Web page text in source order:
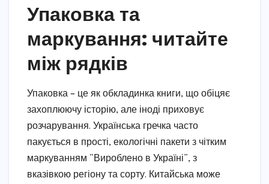
Упаковка та
маркування: читайте
між рядків
Упаковка – це як обкладинка книги, що обіцяє
захоплюючу історію, але іноді приховує
розчарування. Українська гречка часто
пакується в прості, екологічні пакети з чітким
маркуванням “Вироблено в Україні”, з
вказівкою регіону та сорту. Китайська може